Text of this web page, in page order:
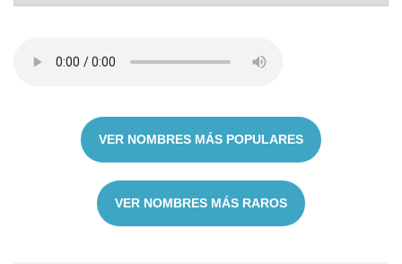
VER NOMBRES MÁS POPULARES
VER NOMBRES MÁS RAROS